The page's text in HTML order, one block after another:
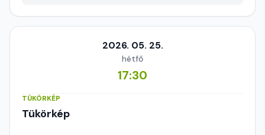
2026. 05. 25.
hétfő
17:30
TÜKÖRKÉP
Tükörkép